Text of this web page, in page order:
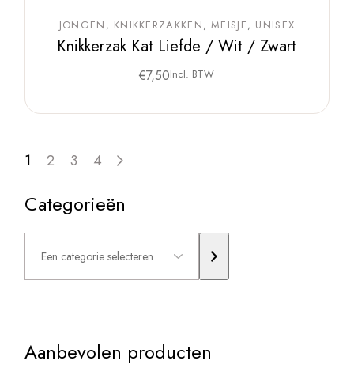
JONGEN KNIKKERZAKKEN MEISJE UNISEX
Knikkerzak Kat Liefde / Wit / Zwart
€7,50Incl. BTW
1 2 3 4
Categorieën
Een
categorie
selecteren
Aanbevolen producten